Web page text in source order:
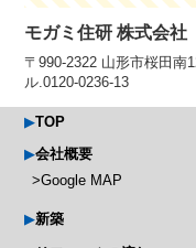
モガミ住研 株式会社
〒990-2322 山形市桜田南
ル.0120-0236-13
TOP
会社概要
Google MAP
新築